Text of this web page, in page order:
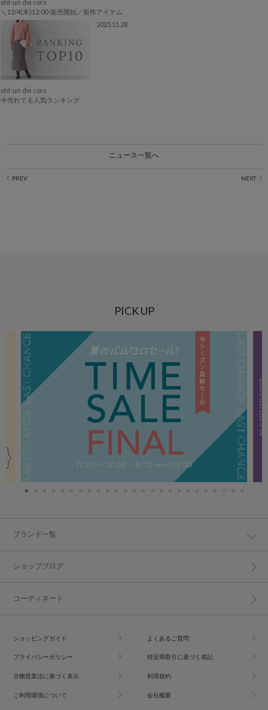
old-un dix cors
＼12/4(木)12:00-販売開始／新作アイテム
2025.11.28
old-un dix cors
今売れてる人気ランキング
ニュース一覧へ
PICK UP
ブランド一覧
ショップブログ
コーディネート
ショッピングガイド よくあるご質問
プライバシーポリシー 特定商取引に基づく表記
古物営業法に基づく表示 利用規約
ご利用環境について 会社概要